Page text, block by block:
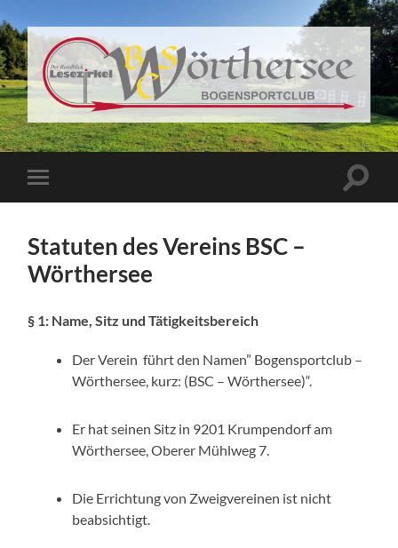
BSC
Wörthersee
Menü
Statuten des Vereins BSC –
Wörthersee
§ 1: Name, Sitz und Tätigkeitsbereich
Der Verein führt den Namen” Bogensportclub –
Wörthersee, kurz: (BSC – Wörthersee)“.
Er hat seinen Sitz in 9201 Krumpendorf am
Wörthersee, Oberer Mühlweg 7.
Die Errichtung von Zweigvereinen ist nicht
beabsichtigt.